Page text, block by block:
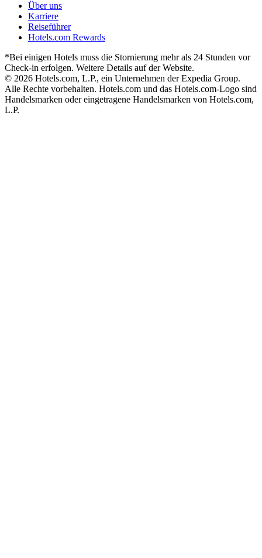
Über uns
Karriere
Reiseführer
Hotels.com Rewards
*Bei einigen Hotels muss die Stornierung mehr als 24 Stunden vor
Check-in erfolgen. Weitere Details auf der Website.
© 2026 Hotels.com, L.P., ein Unternehmen der Expedia Group.
Alle Rechte vorbehalten. Hotels.com und das Hotels.com-Logo sind
Handelsmarken oder eingetragene Handelsmarken von Hotels.com,
L.P.